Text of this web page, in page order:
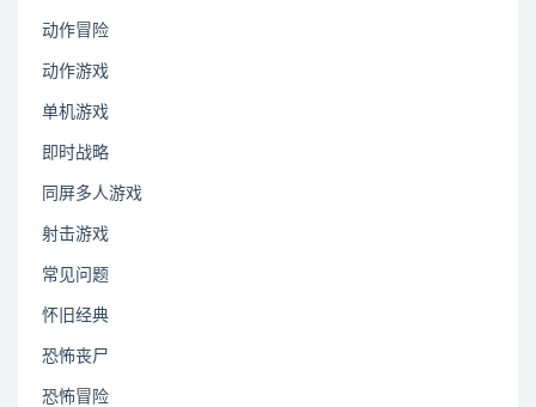
动作冒险
动作游戏
单机游戏
即时战略
同屏多人游戏
射击游戏
常见问题
怀旧经典
恐怖丧尸
恐怖冒险